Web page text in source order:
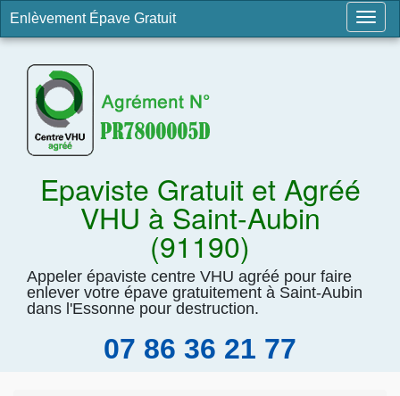
Enlèvement Épave Gratuit
Epaviste Gratuit et Agréé
VHU à Saint-Aubin
(91190)
Appeler épaviste centre VHU agréé pour faire
enlever votre épave gratuitement à Saint-Aubin
dans l'Essonne pour destruction.
07 86 36 21 77